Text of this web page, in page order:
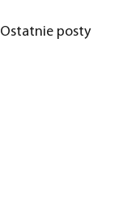
Ostatnie posty